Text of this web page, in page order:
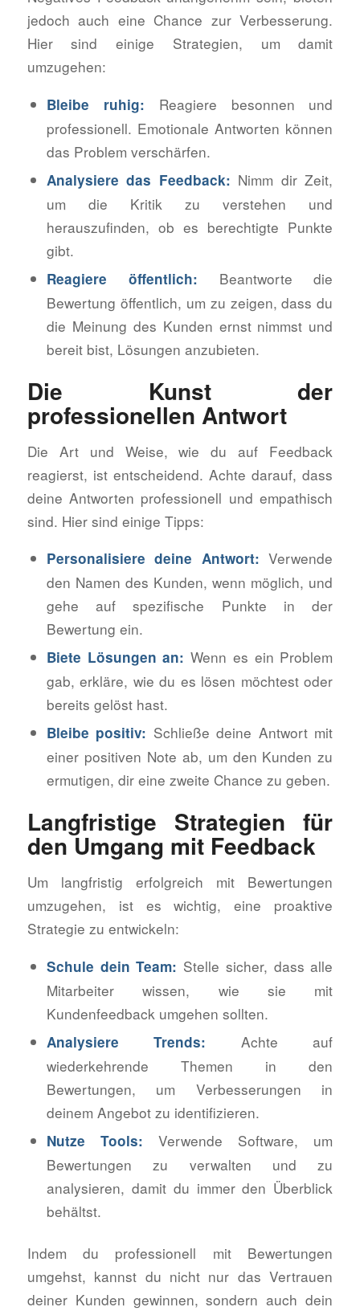
jedoch auch eine Chance zur Verbesserung.
Hier sind einige Strategien, um damit
umzugehen:
Bleibe ruhig: Reagiere besonnen und
professionell. Emotionale Antworten können
das Problem verschärfen.
Analysiere das Feedback: Nimm dir Zeit,
um die Kritik zu verstehen und
herauszufinden, ob es berechtigte Punkte
gibt.
Reagiere öffentlich: Beantworte die
Bewertung öffentlich, um zu zeigen, dass du
die Meinung des Kunden ernst nimmst und
bereit bist, Lösungen anzubieten.
Die Kunst der
professionellen Antwort
Die Art und Weise, wie du auf Feedback
reagierst, ist entscheidend. Achte darauf, dass
deine Antworten professionell und empathisch
sind. Hier sind einige Tipps:
Personalisiere deine Antwort: Verwende
den Namen des Kunden, wenn möglich, und
gehe auf spezifische Punkte in der
Bewertung ein.
Biete Lösungen an: Wenn es ein Problem
gab, erkläre, wie du es lösen möchtest oder
bereits gelöst hast.
Bleibe positiv: Schließe deine Antwort mit
einer positiven Note ab, um den Kunden zu
ermutigen, dir eine zweite Chance zu geben.
Langfristige Strategien für
den Umgang mit Feedback
Um langfristig erfolgreich mit Bewertungen
umzugehen, ist es wichtig, eine proaktive
Strategie zu entwickeln:
Schule dein Team: Stelle sicher, dass alle
Mitarbeiter wissen, wie sie mit
Kundenfeedback umgehen sollten.
Analysiere Trends: Achte auf
wiederkehrende Themen in den
Bewertungen, um Verbesserungen in
deinem Angebot zu identifizieren.
Nutze Tools: Verwende Software, um
Bewertungen zu verwalten und zu
analysieren, damit du immer den Überblick
behältst.
Indem du professionell mit Bewertungen
umgehst, kannst du nicht nur das Vertrauen
deiner Kunden gewinnen, sondern auch dein